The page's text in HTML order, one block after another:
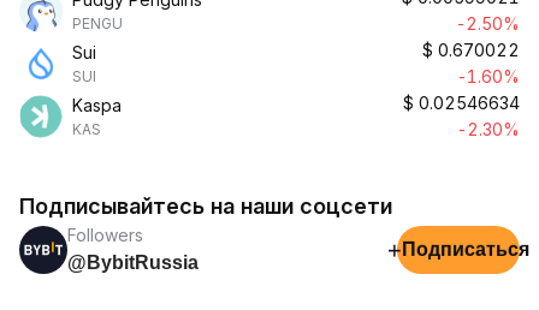
PENGU
-2.50%
Sui
SUI
$ 0.670022
-1.60%
Kaspa
KAS
$ 0.02546634
-2.30%
Подписывайтесь на наши соцсети
Followers
@BybitRussia
+ Подписаться